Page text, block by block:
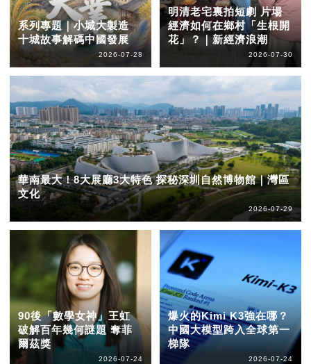
系列專題｜小城大製造
十城故事解碼中國發展
2026-07-28
明清老宅裏拍短劇 片場
經濟如何在鄉村「生根開
花」？｜新經濟浪潮
2026-07-30
華南最大！8大展廳3大特色 探秘深圳自然博物館｜灣區
文化
2026-07-29
90後「數學女神」王虹
破解百年幾何謎題 奪菲
爾茲獎
2026-07-24
爆火的Kimi K3強在哪？
中國大模型跨入全球第一
梯隊
2026-07-24